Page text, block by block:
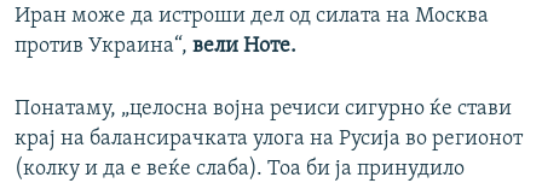
Иран може да истроши дел од силата на Москва
против Украина“, вели Ноте.
Понатаму, „целосна војна речиси сигурно ќе стави
крај на балансирачката улога на Русија во регионот
(колку и да е веќе слаба). Тоа би ја принудило